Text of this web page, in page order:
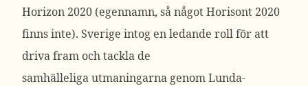
Horizon 2020 (egennamn, så något Horisont 2020
finns inte). Sverige intog en ledande roll för att
driva fram och tackla de
samhälleliga utmaningarna genom Lunda-